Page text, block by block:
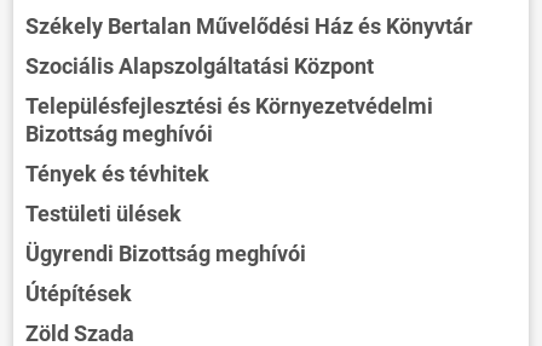
Székely Bertalan Művelődési Ház és Könyvtár
Szociális Alapszolgáltatási Központ
Településfejlesztési és Környezetvédelmi
Bizottság meghívói
Tények és tévhitek
Testületi ülések
Ügyrendi Bizottság meghívói
Útépítések
Zöld Szada